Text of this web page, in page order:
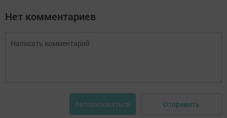
Нет комментариев
Авторизоваться Отправить